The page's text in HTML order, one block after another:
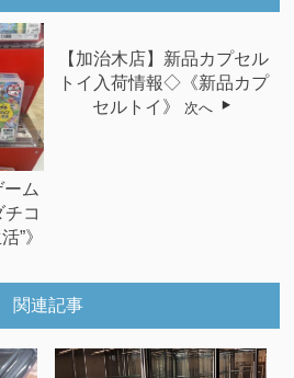
ーム
チコ
”》
【加治木店】新品カプセル
トイ入荷情報◇《新品カプ
セルトイ》
次へ
関連記事